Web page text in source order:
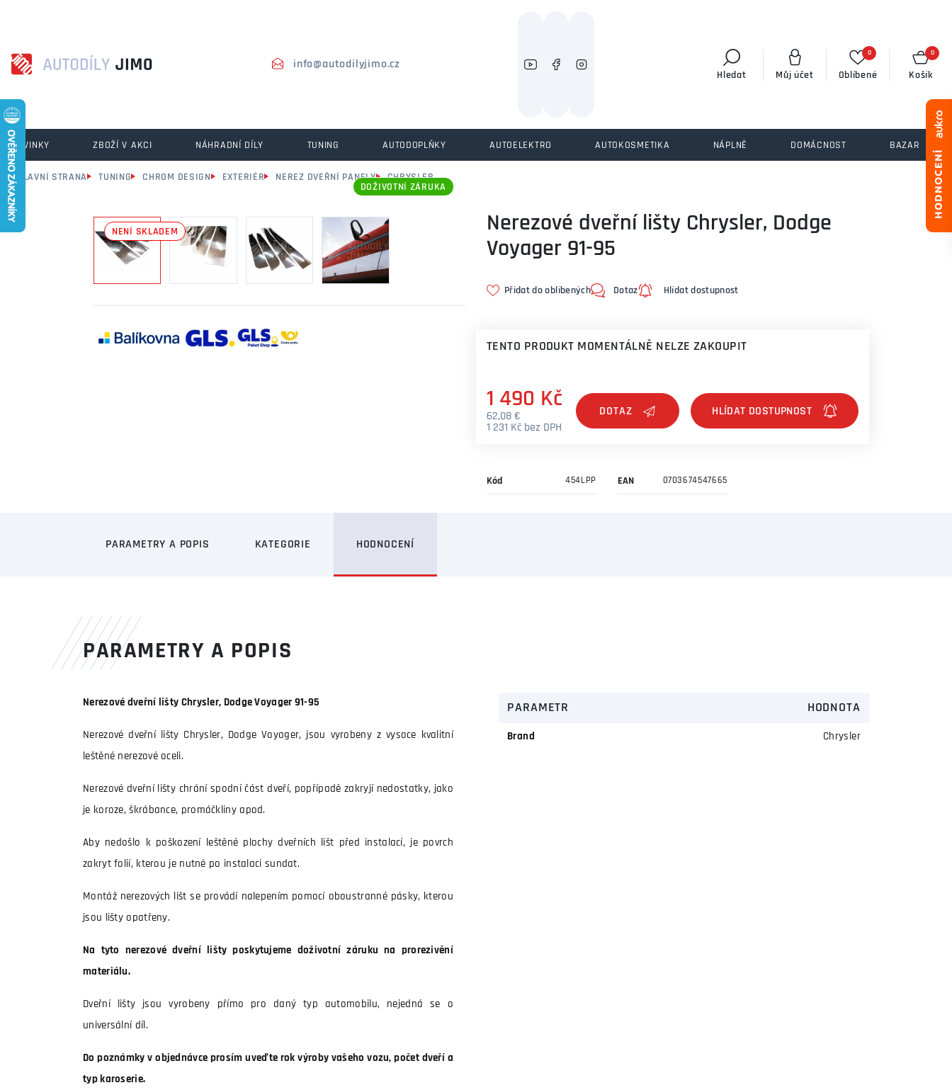
info@autodilyjimo.cz
Hledat Můj účet
0
Oblíbené
0
Košík
NOVINKY ZBOŽÍ V AKCI NÁHRADNÍ DÍLY TUNING AUTODOPLŇKY AUTOELEKTRO AUTOKOSMETIKA NÁPLNĚ DOMÁCNOST BAZAR
HLAVNÍ STRANA TUNING CHROM DESIGN EXTERIÉR NEREZ DVEŘNÍ PANELY CHRYSLER
NENÍ SKLADEM
DOŽIVOTNÍ ZÁRUKA
Nerezové dveřní lišty Chrysler, Dodge
Voyager 91-95
Přidat do oblíbených Dotaz Hlídat dostupnost
TENTO PRODUKT MOMENTÁLNĚ NELZE ZAKOUPIT
1 490 Kč
62,08 €
1 231 Kč bez DPH
DOTAZ
Kód 454LPP EAN 0703674547665
PARAMETRY A POPIS KATEGORIE HODNOCENÍ
PARAMETRY A POPIS
Nerezové dveřní lišty Chrysler, Dodge Voyager 91-95
Nerezové dveřní lišty Chrysler, Dodge Voyager, jsou vyrobeny z vysoce kvalitní
leštěné nerezové oceli.
Nerezové dveřní lišty chrání spodní část dveří, popřípadě zakryjí nedostatky, jako
je koroze, škrábance, promáčkliny apod.
Aby nedošlo k poškození leštěné plochy dveřních lišt před instalací, je povrch
zakryt folií, kterou je nutné po instalaci sundat.
Montáž nerezových lišt se provádí nalepením pomocí oboustranné pásky, kterou
jsou lišty opatřeny.
Na tyto nerezové dveřní lišty poskytujeme doživotní záruku na prorezivění
materiálu.
Dveřní lišty jsou vyrobeny přímo pro daný typ automobilu, nejedná se o
universální díl.
Do poznámky v objednávce prosím uveďte rok výroby vašeho vozu, počet dveří a
typ karoserie.
PARAMETR HODNOTA
Brand Chrysler
Můžeme vám pomoci něco najít?